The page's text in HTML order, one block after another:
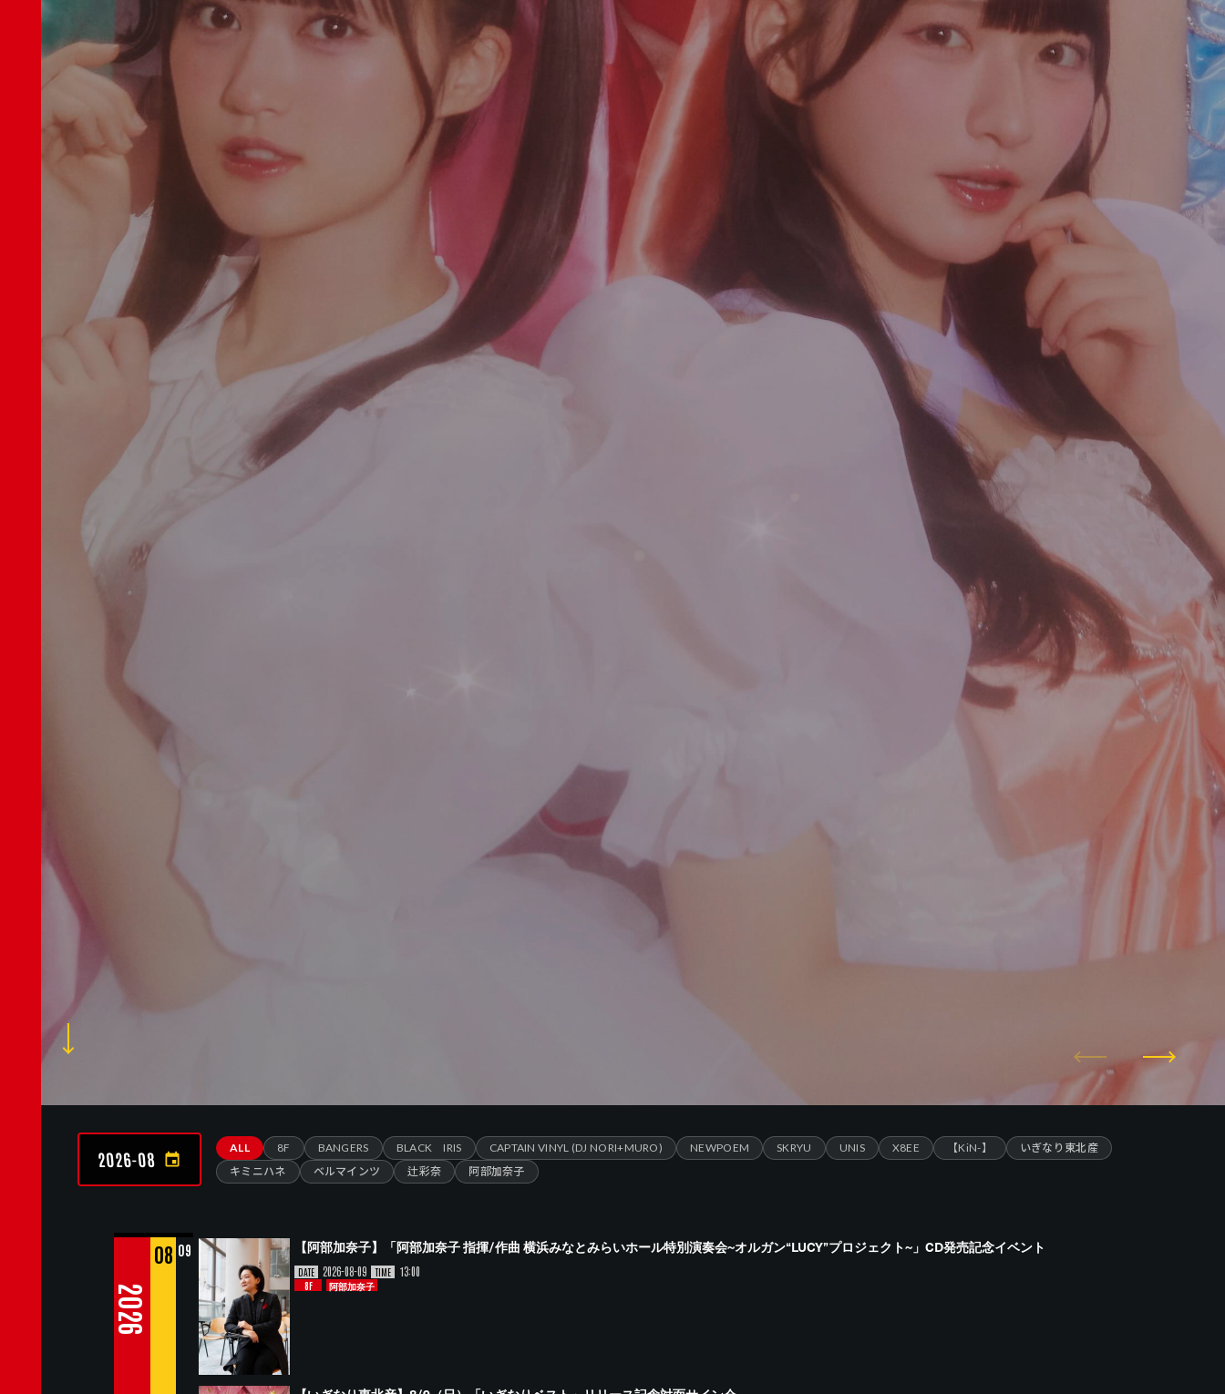
2026-08
ALL 8F BANGERS BLACK IRIS CAPTAIN VINYL (DJ NORI+MURO) NEWPOEM SKRYU UNIS X8EE 【KiN-】
いぎなり東北産
キミニハネ
ベルマインツ 辻彩奈 阿部加奈子
2026
08 09 【阿部加奈子】「阿部加奈子 指揮/作曲 横浜みなとみらいホール特別演奏会~オルガン“LUCY”プロジェクト~」CD発売記念イベント
DATE 2026-08-09 TIME 13:00
8F 阿部加奈子